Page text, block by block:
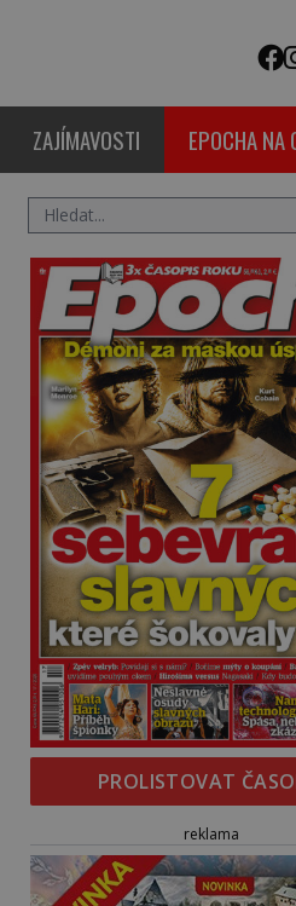
ZAJÍMAVOSTI EPOCHA NA
PROLISTOVAT
reklama